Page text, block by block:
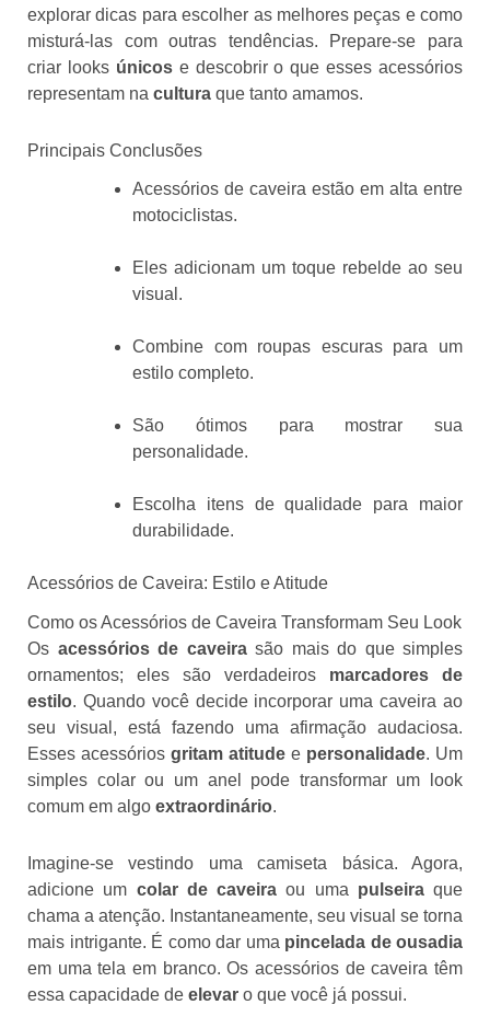
explorar dicas para escolher as melhores peças e como
misturá-las com outras tendências. Prepare-se para
criar looks únicose descobrir o que esses acessórios
representam na cultura que tanto amamos.
Principais Conclusões
Acessórios de caveira estão em alta entre
motociclistas.
Eles adicionam um toque rebelde ao seu
visual.
Combine com roupas escuras para um
estilo completo.
São ótimos para mostrar sua
personalidade.
Escolha itens de qualidade para maior
durabilidade.
Acessórios de Caveira: Estilo e Atitude
Como os Acessórios de Caveira Transformam Seu Look
Os acessórios de caveirasão mais do que simples
ornamentos; eles são verdadeiros marcadores de
estilo. Quando você decide incorporar uma caveira ao
seu visual, está fazendo uma afirmação audaciosa.
Esses acessórios gritam atitude e personalidade. Um
simples colar ou um anel pode transformar um look
comum em algo extraordinário.
Imagine-se vestindo uma camiseta básica. Agora,
adicione um colar de caveira ou uma pulseiraque
chama a atenção. Instantaneamente, seu visual se torna
mais intrigante. É como dar uma pincelada de ousadia
em uma tela em branco. Os acessórios de caveira têm
essa capacidade de elevar o que você já possui.